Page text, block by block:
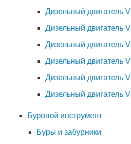
Дизельный двигатель
Дизельный двигатель
Дизельный двигатель
Дизельный двигатель
Дизельный двигатель
Дизельный двигатель
Буровой инструмент
Буры и забурники